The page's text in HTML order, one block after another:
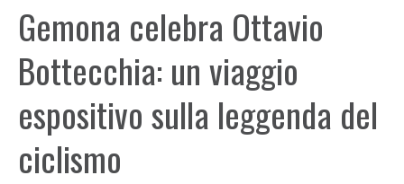
Gemona celebra Ottavio
Bottecchia: un viaggio
espositivo sulla leggenda del
ciclismo